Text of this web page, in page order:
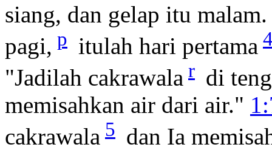
siang, dan gelap itu malam.
pagi, p itulah hari pertama
"Jadilah cakrawala r di
memisahkan air dari air."
cakrawala 5 dan Ia